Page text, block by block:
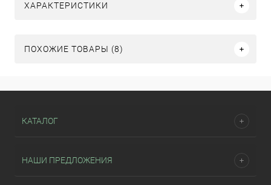
ХАРАКТЕРИСТИКИ
ПОХОЖИЕ ТОВАРЫ (8)
КАТАЛОГ
НАШИ ПРЕДЛОЖЕНИЯ